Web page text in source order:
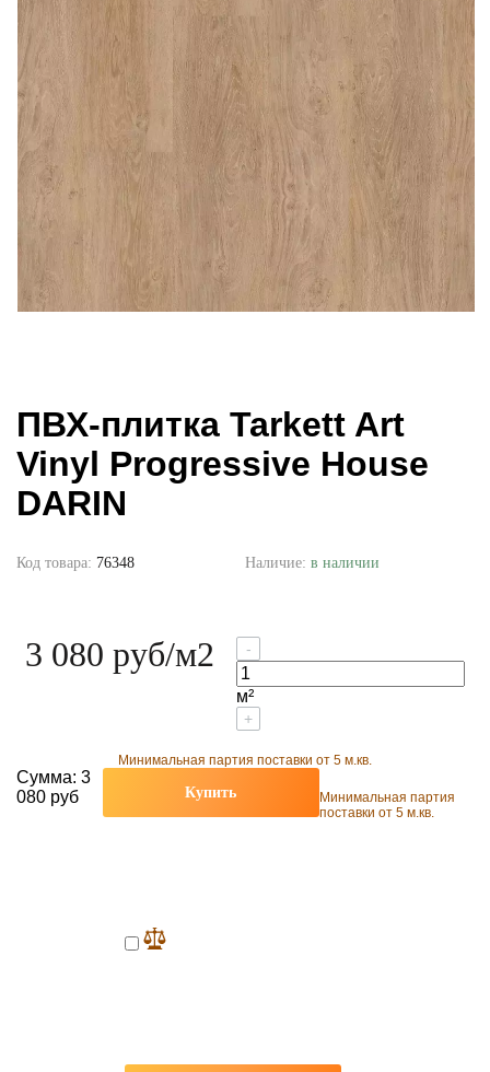
ПВХ-плитка Tarkett Art
Vinyl Progressive House
DARIN
Код товара: 76348 Наличие: в наличии
3 080 руб/м2 -
м²
+
Минимальная партия поставки от 5 м.кв.
Сумма: 3
080 руб
Купить
Минимальная партия
поставки от 5 м.кв.